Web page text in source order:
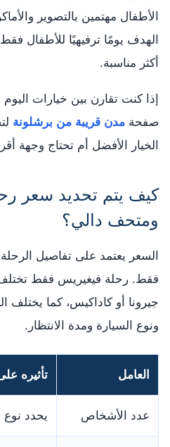
الأطفال مهتمين بالتصوير
الهدف يومًا ترفيهيًا للأطفال
أكثر مناسبة.
إذا كنت تقارن بين خيارات
صفحة مدن قريبة من برشلونة
الخيار الأفضل أم تحتاج وجهة
كيف يتم تحديد سعر
ومتحف دالي؟
السعر يعتمد على تفاصيل
فقط. رحلة فيغيريس فقط
جيرونا أو كاداكيس، كما
ونوع السيارة ومدة الانتظار.
العامل تأثيره
عدد الأشخاص يحدد نوع